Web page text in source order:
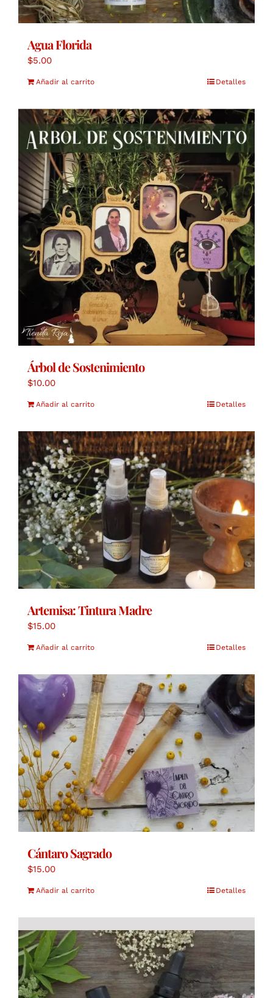
Agua Florida
$5.00
Añadir al carrito Detalles
Árbol de Sostenimiento
$10.00
Añadir al carrito Detalles
Artemisa: Tintura Madre
$15.00
Añadir al carrito Detalles
Cántaro Sagrado
$15.00
Añadir al carrito Detalles